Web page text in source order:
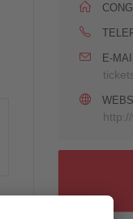
E-MAIL